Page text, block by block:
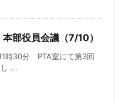
部役員会議（7/10）
時30分 PTA室にて第3回
...